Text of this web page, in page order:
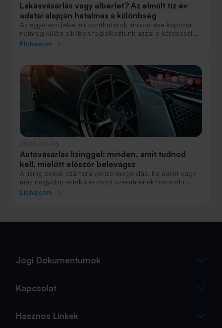
Lakásvásárlás vagy albérlet? Az elmúlt tíz év
adatai alapján hatalmas a különbség
Az egyetemi felvételi ponthatárok kihirdetése kapcsán
nemrég külön cikkben foglalkoztunk azzal a kérdéssel,
hogy lakást venni vagy vásárolni éri meg jobban. Előző
csak teheti, annak mindenképpen megéri a
lakásvásárlás. De mi a helyzet akkor, ha inkább a
múltbéli adatokra koncentrálunk? Hogyan áll ma valaki,
aki 2016-ban lakást vásárolt, illetve valaki, aki a bérlés
mellett döntött, illetve jobb híján arra kényszerült?
Elolvasom
Autóvásárlás lízinggel: minden, amit tudnod
kell, mielőtt először belevágsz
A lízing sokak számára vonzó megoldás, ha autót vagy
más nagyobb értékű eszközt szeretnének használni
anélkül, hogy azt egy összegben ki kellene fizetniük.
Elolvasom
Jogi Dokumentumok
Kapcsolat
Hasznos Linkek